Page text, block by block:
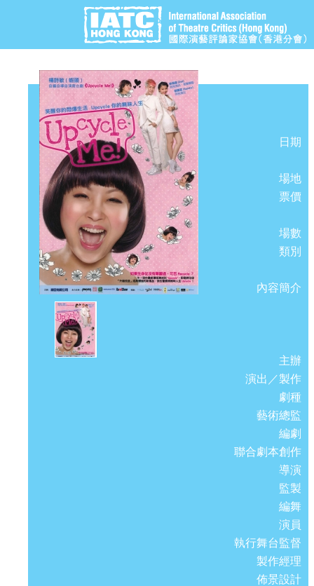
日期
場地
票價
場數
類別
內容簡介
主辦
演出／製作
劇種
藝術總監
編劇
聯合劇本創作
導演
監製
編舞
演員
執行舞台監督
製作經理
佈景設計